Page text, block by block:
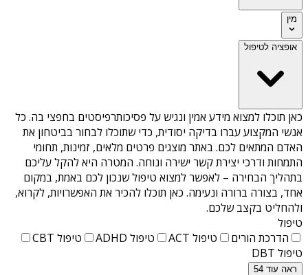
מין
אופציה לטיפול
כאן תוכלו למצוא מידע אמין ונגיש על פסיכותרפיסטים בחפצי בה. כל
אנשי המקצוע עברו בדיקה יסודית, כדי שתוכלו לבחור בביטחון את
האדם המתאים לכם. באתר מוצגים פרטים מלאים, זמינות, תחומי
התמחות ודרכי יצירת קשר ישירה ונוחה. המטרה היא להקל עליכם
בתהליך הבחירה – לאפשר למצוא טיפול שנכון לכם באמת, במקום
אחד, בצורה ברורה ונעימה. כאן תוכלו להכיר את האפשרויות, לקרוא,
ולהחליט בקצב שלכם.
טיפול
הדרכת הורים
טיפול ACT טיפול ADHD
טיפול CBT
טיפול DBT
ראה עוד 54